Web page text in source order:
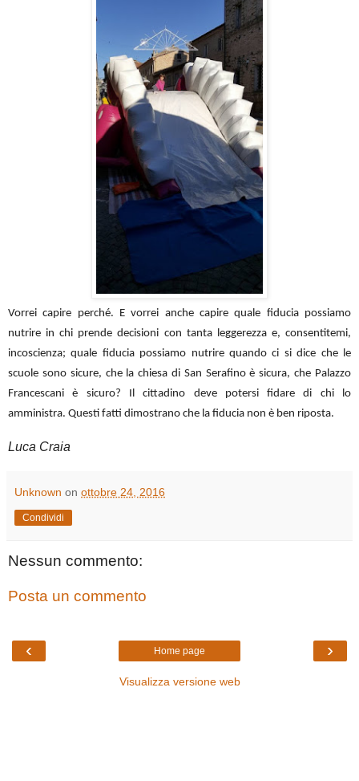
Vorrei capire perché. E vorrei anche capire quale fiducia possiamo
nutrire in chi prende decisioni con tanta leggerezza e, consentitemi,
incoscienza; quale fiducia possiamo nutrire quando ci si dice che le
scuole sono sicure, che la chiesa di San Serafino è sicura, che Palazzo
Francescani è sicuro? Il cittadino deve potersi fidare di chi lo
amministra. Questi fatti dimostrano che la fiducia non è ben riposta.
Luca Craia
Unknown on ottobre 24, 2016
Condividi
Nessun commento:
Posta un commento
‹ ›
Home page
Visualizza versione web